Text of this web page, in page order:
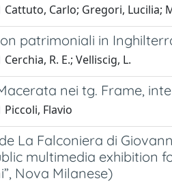
Cattuto, Carlo; Gregori, Lucilia;
patrimoniali in
R. E.; Velliscig, L.
nei tg. Frame,
Piccoli, Flavio
La Falconiera di
multimedia exhibition
Nova Milanese)